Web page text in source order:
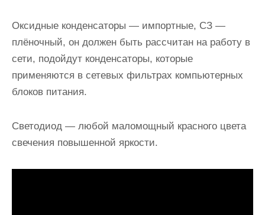
Оксидные конденсаторы — импортные, СЗ —
плёночный, он должен быть рассчитан на работу в
сети, подойдут конденсаторы, которые
применяются в сетевых фильтрах компьютерных
блоков питания.
Светодиод — любой маломощный красного цвета
свечения повышенной яркости.